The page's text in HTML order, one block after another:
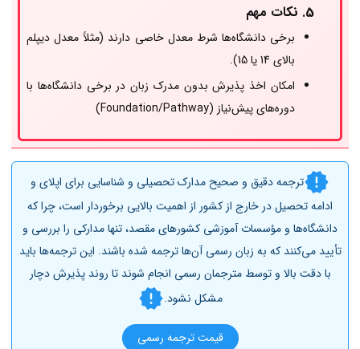
5. نکات مهم
برخی دانشگاه‌ها شرط معدل خاصی دارند (مثلاً معدل دیپلم
بالای 14 یا 15).
امکان اخذ پذیرش بدون مدرک زبان در برخی دانشگاه‌ها با
دوره‌های پیش‌نیاز (Foundation/Pathway)
ترجمه دقیق و صحیح مدارک تحصیلی و شناسایی برای اپلای و
ادامه تحصیل در خارج از کشور از اهمیت بالایی برخوردار است، چرا که
دانشگاه‌ها و مؤسسات آموزشی کشورهای مقصد، تنها مدارکی را بررسی و
تأیید می‌کنند که به زبان رسمی آن‌ها ترجمه شده باشند. این ترجمه‌ها باید
با دقت بالا و توسط مترجمان رسمی انجام شوند تا روند پذیرش دچار
مشکل نشود.
قیمت ترجمه رسمی